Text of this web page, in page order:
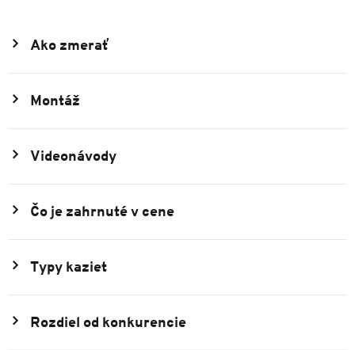
Ako zmerať
Montáž
Videonávody
Čo je zahrnuté v cene
Typy kaziet
Rozdiel od konkurencie